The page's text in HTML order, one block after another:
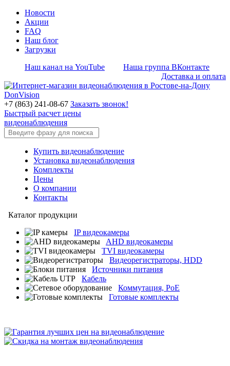
Новости
Акции
FAQ
Наш блог
Загрузки
Наш канал на YouTube
Наша группа ВКонтакте
Доставка и оплата
+7 (863) 241-08-67 Заказать звонок!
Быстрый расчет цены
видеонаблюдения
Купить видеонаблюдение
Установка видеонаблюдения
Комплекты
Цены
О компании
Контакты
Каталог продукции
IP видеокамеры
AHD видеокамеры
TVI видеокамеры
Видеорегистраторы, HDD
Источники питания
Кабель
Коммутация, PoE
Готовые комплекты